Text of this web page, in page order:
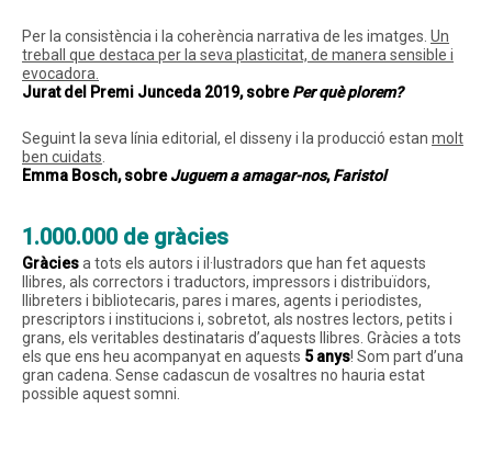
Per la consistència i la coherència narrativa de les imatges. Un
treball que destaca per la seva plasticitat, de manera sensible i
evocadora.
Jurat del Premi Junceda 2019, sobrePer què plorem?
Seguint la seva línia editorial, el disseny i la producció estan molt
ben cuidats
Emma Bosch, sobreJuguem a amagar-nos,Faristol
1.000.000 de gràcies
Gràciesa tots els autors i il·lustradors que han fet aquests
llibres, als correctors i traductors, impressors i distribuïdors,
llibreters i bibliotecaris, pares i mares, agents i periodistes,
prescriptors i institucions i, sobretot, als nostres lectors, petits i
grans, els veritables destinataris d’aquests llibres. Gràcies a tots
els que ens heu acompanyat en aquests 5 anys! Som part d’una
gran cadena. Sense cadascun de vosaltres no hauria estat
possible aquest somni.